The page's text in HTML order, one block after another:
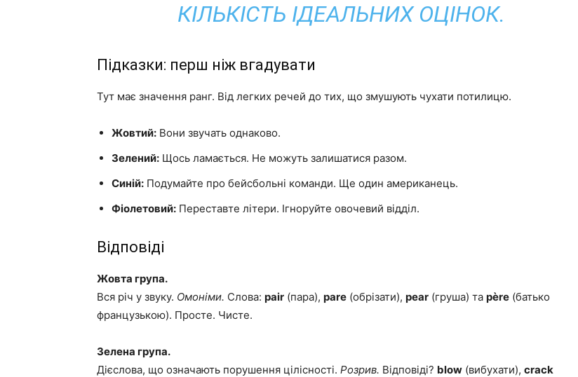
КІЛЬКІСТЬ ІДЕАЛЬНИХ ОЦІНОК.
Підказки: перш ніж вгадувати
Тут має значення ранг. Від легких речей до тих, що змушують чухати потилицю.
Жовтий: Вони звучать однаково.
Зелений: Щось ламається. Не можуть залишатися разом.
Синій: Подумайте про бейсбольні команди. Ще один американець.
Фіолетовий: Переставте літери. Ігноруйте овочевий відділ.
Відповіді
Жовта група.
Вся річ у звуку. Омоніми. Слова: pair (пара), pare (обрізати), pear (груша) та père (батько
французькою). Просте. Чисте.
Зелена група.
Дієслова, що означають порушення цілісності. Розрив. Відповіді? blow (вибухати), crack